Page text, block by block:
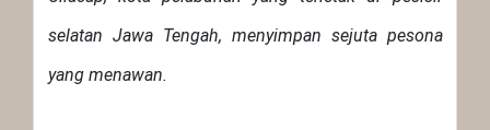
selatan Jawa Tengah, menyimpan sejuta pesona
yang menawan.